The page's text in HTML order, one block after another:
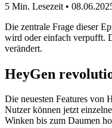
5 Min. Lesezeit •
Die zentrale Frage dieser
wird oder einfach verpufft.
verändert.
HeyGen
Die neuesten Features von
Nutzer können jetzt
Winken bis zum Daumen